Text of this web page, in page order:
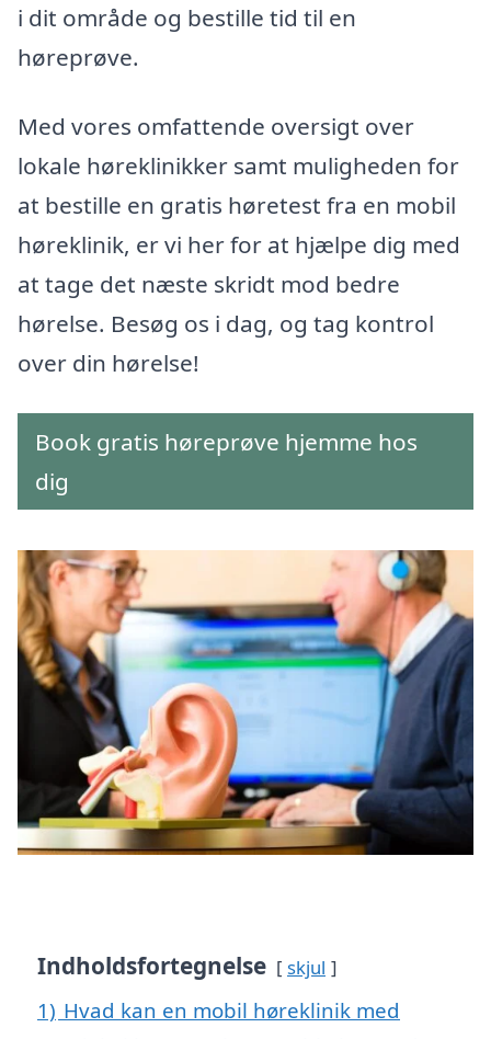
i dit område og bestille tid til en
høreprøve.
Med vores omfattende oversigt over
lokale høreklinikker samt muligheden for
at bestille en gratis høretest fra en mobil
høreklinik, er vi her for at hjælpe dig med
at tage det næste skridt mod bedre
hørelse. Besøg os i dag, og tag kontrol
over din hørelse!
Book gratis høreprøve hjemme hos
dig
Indholdsfortegnelse skjul
1) Hvad kan en mobil høreklinik med